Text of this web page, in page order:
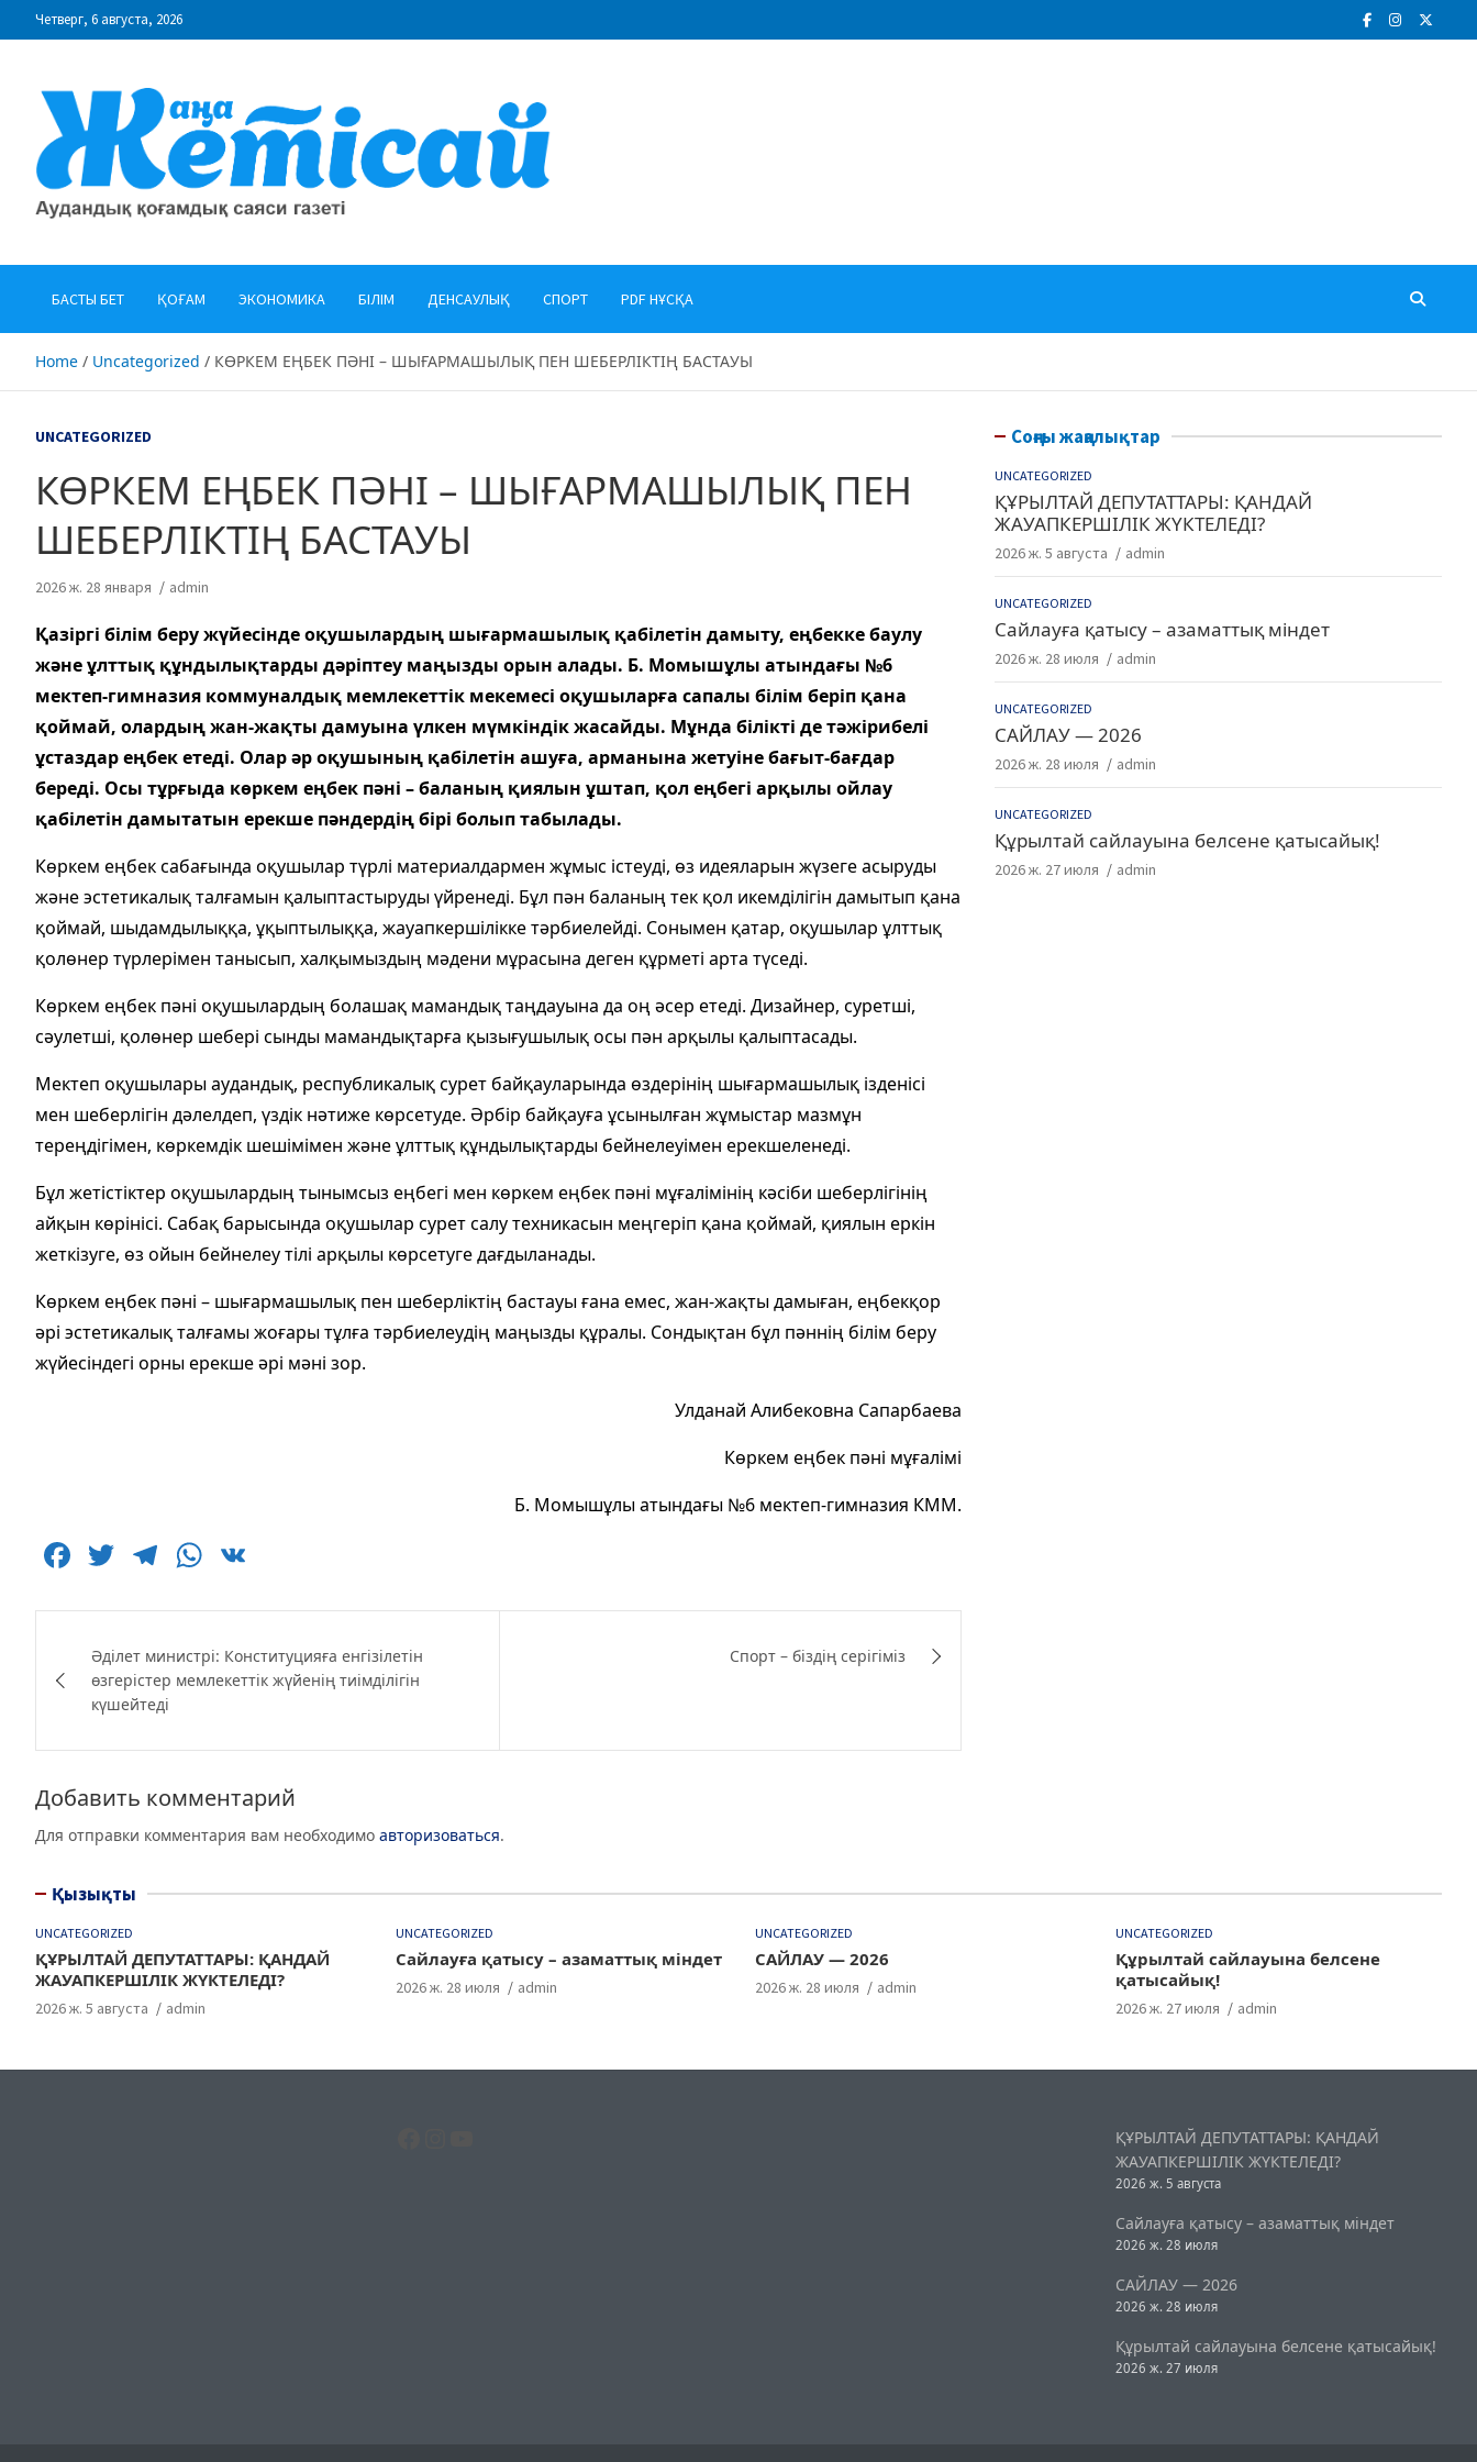
to
Четверг, 6 августа, 2026
"Жаңа Жетісай" газеті
БАСТЫ БЕТ ҚОҒАМ ЭКОНОМИКА БІЛІМ ДЕНСАУЛЫҚ СПОРТ PDF НҰСҚА
Home Uncategorized КӨРКЕМ ЕҢБЕК ПӘНІ – ШЫҒАРМАШЫЛЫҚ ПЕН ШЕБЕРЛІКТІҢ БАСТАУЫ
UNCATEGORIZED
КӨРКЕМ ЕҢБЕК ПӘНІ – ШЫҒАРМАШЫЛЫҚ ПЕН
ШЕБЕРЛІКТІҢ БАСТАУЫ
2026 ж. 28 января admin
Қазіргі білім беру жүйесінде оқушылардың шығармашылық қабілетін дамыту, еңбекке баулу
және ұлттық құндылықтарды дәріптеу маңызды орын алады. Б. Момышұлы атындағы №6
мектеп-гимназия коммуналдық мемлекеттік мекемесі оқушыларға сапалы білім беріп қана
қоймай, олардың жан-жақты дамуына үлкен мүмкіндік жасайды. Мұнда білікті де тәжірибелі
ұстаздар еңбек етеді. Олар әр оқушының қабілетін ашуға, арманына жетуіне бағыт-бағдар
береді. Осы тұрғыда көркем еңбек пәні – баланың қиялын ұштап, қол еңбегі арқылы ойлау
қабілетін дамытатын ерекше пәндердің бірі болып табылады.
Көркем еңбек сабағында оқушылар түрлі материалдармен жұмыс істеуді, өз идеяларын жүзеге асыруды
және эстетикалық талғамын қалыптастыруды үйренеді. Бұл пән баланың тек қол икемділігін дамытып қана
қоймай, шыдамдылыққа, ұқыптылыққа, жауапкершілікке тәрбиелейді. Сонымен қатар, оқушылар ұлттық
қолөнер түрлерімен танысып, халқымыздың мәдени мұрасына деген құрметі арта түседі.
Көркем еңбек пәні оқушылардың болашақ мамандық таңдауына да оң әсер етеді. Дизайнер, суретші,
сәулетші, қолөнер шебері сынды мамандықтарға қызығушылық осы пән арқылы қалыптасады.
Мектеп оқушылары аудандық, республикалық сурет байқауларында өздерінің шығармашылық ізденісі
мен шеберлігін дәлелдеп, үздік нәтиже көрсетуде. Әрбір байқауға ұсынылған жұмыстар мазмұн
тереңдігімен, көркемдік шешімімен және ұлттық құндылықтарды бейнелеуімен ерекшеленеді.
Бұл жетістіктер оқушылардың тынымсыз еңбегі мен көркем еңбек пәні мұғалімінің кәсіби шеберлігінің
айқын көрінісі. Сабақ барысында оқушылар сурет салу техникасын меңгеріп қана қоймай, қиялын еркін
жеткізуге, өз ойын бейнелеу тілі арқылы көрсетуге дағдыланады.
Көркем еңбек пәні – шығармашылық пен шеберліктің бастауы ғана емес, жан-жақты дамыған, еңбекқор
әрі эстетикалық талғамы жоғары тұлға тәрбиелеудің маңызды құралы. Сондықтан бұл пәннің білім беру
жүйесіндегі орны ерекше әрі мәні зор.
Улданай Алибековна Сапарбаева
Көркем еңбек пәні мұғалімі
Б. Момышұлы атындағы №6 мектеп-гимназия КММ.
F
c
e
b
o
k
T
itt
er
T
e
g
ra
W
at
s
A
p
по
записям
Әділет министрі: Конституцияға енгізілетін
өзгерістер мемлекеттік жүйенің тиімділігін
күшейтеді
Спорт – біздің серігіміз
Добавить комментарий
Для отправки комментария вам необходимо авторизоваться.
Соңғы жаңалықтар
UNCATEGORIZED
ҚҰРЫЛТАЙ ДЕПУТАТТАРЫ: ҚАНДАЙ
ЖАУАПКЕРШІЛІК ЖҮКТЕЛЕДІ?
2026 ж. 5 августа admin
UNCATEGORIZED
Сайлауға қатысу – азаматтық міндет
2026 ж. 28 июля admin
UNCATEGORIZED
САЙЛАУ — 2026
2026 ж. 28 июля admin
UNCATEGORIZED
Құрылтай сайлауына белсене қатысайық!
2026 ж. 27 июля admin
Қызықты
UNCATEGORIZED
ҚҰРЫЛТАЙ ДЕПУТАТТАРЫ: ҚАНДАЙ
ЖАУАПКЕРШІЛІК ЖҮКТЕЛЕДІ?
2026 ж. 5 августа admin
UNCATEGORIZED
Сайлауға қатысу – азаматтық міндет
2026 ж. 28 июля admin
UNCATEGORIZED
САЙЛАУ — 2026
2026 ж. 28 июля admin
UNCATEGORIZED
Құрылтай сайлауына белсене
қатысайық!
2026 ж. 27 июля admin
ҚҰРЫЛТАЙ ДЕПУТАТТАРЫ: ҚАНДАЙ
ЖАУАПКЕРШІЛІК ЖҮКТЕЛЕДІ?
2026 ж. 5 августа
Сайлауға қатысу – азаматтық міндет
2026 ж. 28 июля
САЙЛАУ — 2026
2026 ж. 28 июля
Құрылтай сайлауына белсене қатысайық!
2026 ж. 27 июля